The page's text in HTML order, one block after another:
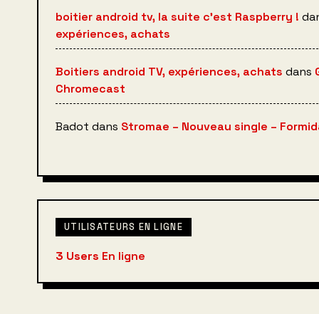
boitier android tv, la suite c’est Raspberry !
expériences, achats
Boitiers android TV, expériences, achats dans
Chromecast
Badot dans Stromae – Nouveau single –
UTILISATEURS EN LIGNE
3 Users En ligne